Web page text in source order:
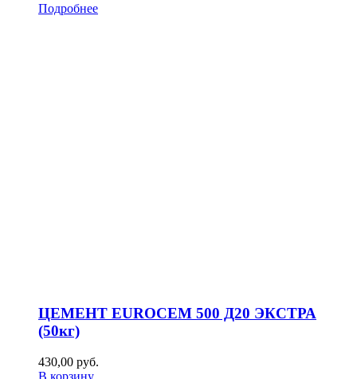
Подробнее
ЦЕМЕНТ EUROCEM 500 Д20 ЭКСТРА
(50кг)
430,00 руб.
В корзину